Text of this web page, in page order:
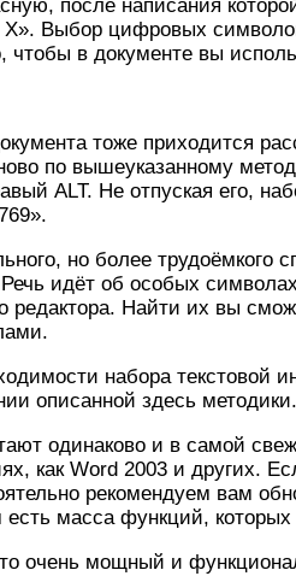
после написания
Выбор цифровых
чтобы в документе вы
тоже приходится
по вышеуказанному
ALT. Не отпуская его,
но более трудоёмкого
идёт об особых
редактора. Найти их вы
набора текстовой
описанной здесь методики.
одинаково и в самой
как Word 2003 и других.
рекомендуем вам
есть масса функций,
очень мощный и